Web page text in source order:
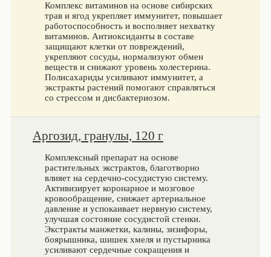
Комплекс витаминов на основе сибирских
трав и ягод укрепляет иммунитет, повышает
работоспособность и восполняет нехватку
витаминов. Антиоксиданты в составе
защищают клетки от повреждений,
укрепляют сосуды, нормализуют обмен
веществ и снижают уровень холестерина.
Полисахариды усиливают иммунитет, а
экстракты растений помогают справляться
со стрессом и дисбактериозом.
Аргозид, гранулы, 120 г
Комплексный препарат на основе
растительных экстрактов, благотворно
влияет на сердечно-сосудистую систему.
Активизирует коронарное и мозговое
кровообращение, снижает артериальное
давление и успокаивает нервную систему,
улучшая состояние сосудистой стенки.
Экстракты манжетки, калины, зизифоры,
боярышника, шишек хмеля и пустырника
усиливают сердечные сокращения и